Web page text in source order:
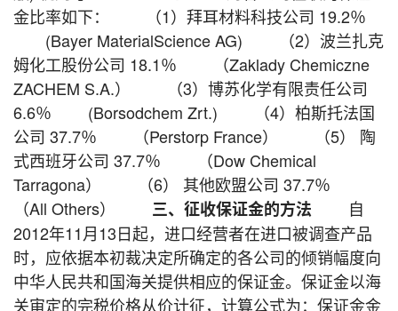
金比率如下： （1）拜耳材料科技公司 19.2％
(Bayer MaterialScience AG) （2）波兰扎克
姆化工股份公司 18.1％ （Zaklady Chemiczne
ZACHEM S.A.） （3）博苏化学有限责任公司
6.6％ (Borsodchem Zrt.) （4）柏斯托法国
公司 37.7％ （Perstorp France） （5） 陶
式西班牙公司 37.7％ （Dow Chemical
Tarragona） （6） 其他欧盟公司 37.7％
（All Others） 三、征收保证金的方法 自
2012年11月13日起，进口经营者在进口被调查产品
时，应依据本初裁决定所确定的各公司的倾销幅度向
中华人民共和国海关提供相应的保证金。保证金以海
关审定的完税价格从价计征，计算公式为：保证金金